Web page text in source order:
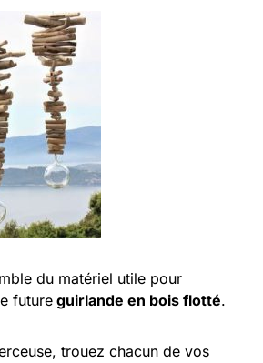
du matériel utile pour
future guirlande en bois flotté.
trouez chacun de vos